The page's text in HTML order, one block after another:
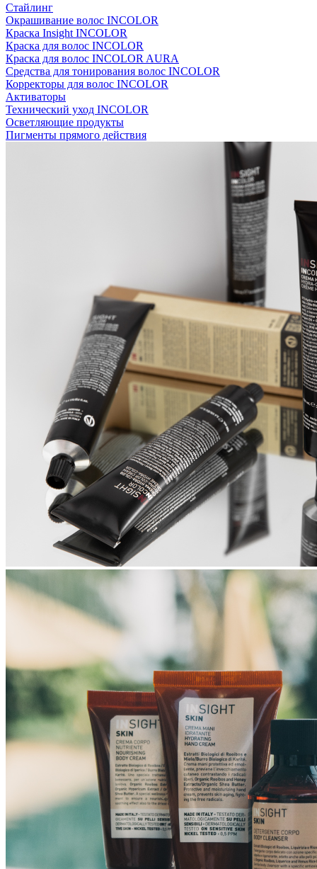
Стайлинг
Окрашивание волос INCOLOR
Краска Insight INCOLOR
Краска для волос INCOLOR
Краска для волос INCOLOR AURA
Средства для тонирования волос INCOLOR
Корректоры для волос INCOLOR
Активаторы
Технический уход INCOLOR
Осветляющие продукты
Пигменты прямого действия